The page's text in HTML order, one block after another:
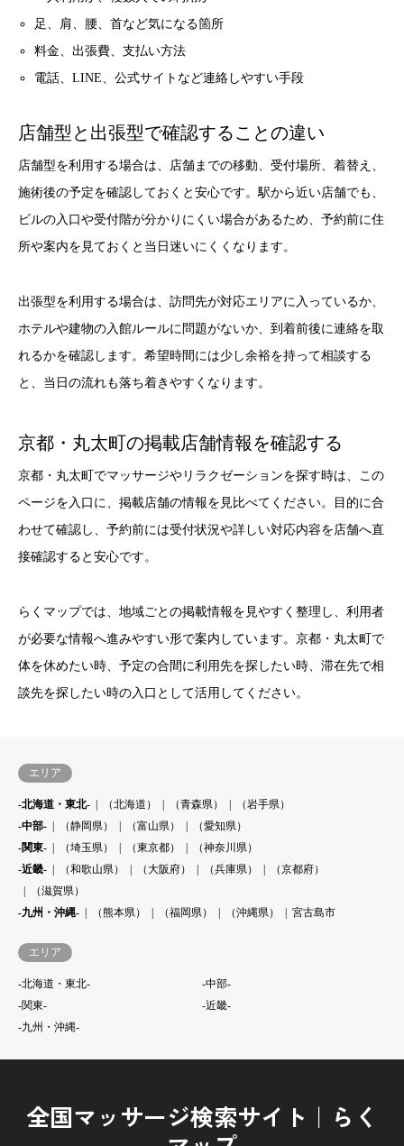
足、肩、腰、首など気になる箇所
料金、出張費、支払い方法
電話、LINE、公式サイトなど連絡しやすい手段
店舗型と出張型で確認することの違い
店舗型を利用する場合は、店舗までの移動、受付場所、着替え、
施術後の予定を確認しておくと安心です。駅から近い店舗でも、
ビルの入口や受付階が分かりにくい場合があるため、予約前に住
所や案内を見ておくと当日迷いにくくなります。
出張型を利用する場合は、訪問先が対応エリアに入っているか、
ホテルや建物の入館ルールに問題がないか、到着前後に連絡を取
れるかを確認します。希望時間には少し余裕を持って相談する
と、当日の流れも落ち着きやすくなります。
京都・丸太町の掲載店舗情報を確認する
京都・丸太町でマッサージやリラクゼーションを探す時は、この
ページを入口に、掲載店舗の情報を見比べてください。目的に合
わせて確認し、予約前には受付状況や詳しい対応内容を店舗へ直
接確認すると安心です。
らくマップでは、地域ごとの掲載情報を見やすく整理し、利用者
が必要な情報へ進みやすい形で案内しています。京都・丸太町で
体を休めたい時、予定の合間に利用先を探したい時、滞在先で相
談先を探したい時の入口として活用してください。
エリア
-北海道・東北- （北海道） （青森県）
（岩手県）
-中部-
（静岡県） （富山県）
（愛知県）
-関東-
（埼玉県） （東京都）
（神奈川県）
-近畿-
（和歌山県） （大阪府） （兵庫県）
（京都府）
（滋賀県）
-九州・沖縄-
（熊本県） （福岡県） （沖縄県） 宮古島市
エリア
-北海道・東北-
-中部-
-関東-
-近畿-
-九州・沖縄-
全国マッサージ検索サイト｜らく